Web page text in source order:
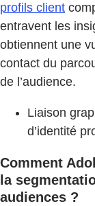
profils client
entravent les
obtiennent une
contact du
de l’audience.
Liaison
d’identité
Comment
la
audiences ?